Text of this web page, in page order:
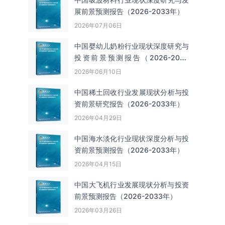
展前景预测报告（2026-2033年）
2026年07月06日
中国婴幼儿奶粉行业现状深度研究与
投资前景预测报告（2026-2033
年）
2026年06月10日
中国‌‌稀土回收‌‌行业发展现状分析与投
资前景研究报告（2026-2033年）
2026年04月29日
中国海水淡化行业现状深度分析与投
资前景预测报告（2026-2033年）
2026年04月15日
中国大飞机行业发展现状分析与投资
前景预测报告（2026-2033年）
2026年03月26日